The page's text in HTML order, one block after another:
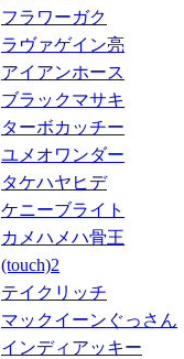
フラワーガク
ラヴァゲイン亮
アイアンホース
ブラックマサキ
ターボカッチー
ユメオワンダー
タケハヤヒデ
ケニーブライト
カメハメハ骨王
(touch)2
テイクリッチ
マックイーンぐっさん
インディアッキー